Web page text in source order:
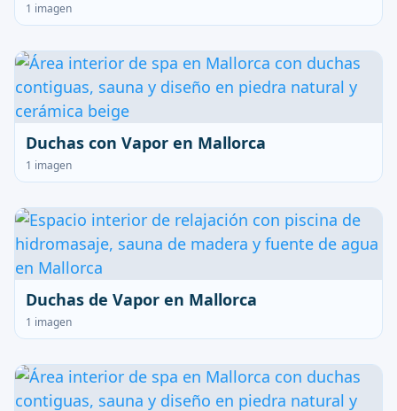
1 imagen
Duchas con Vapor en Mallorca
1 imagen
Duchas de Vapor en Mallorca
1 imagen